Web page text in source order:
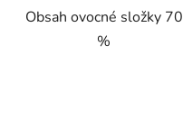
Obsah ovocné složky 70
%